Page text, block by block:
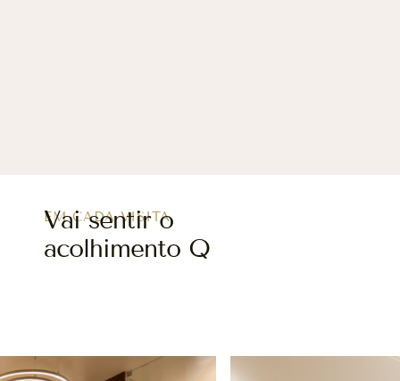
EM CADA VISITA
Vai sentir o
acolhimento Q